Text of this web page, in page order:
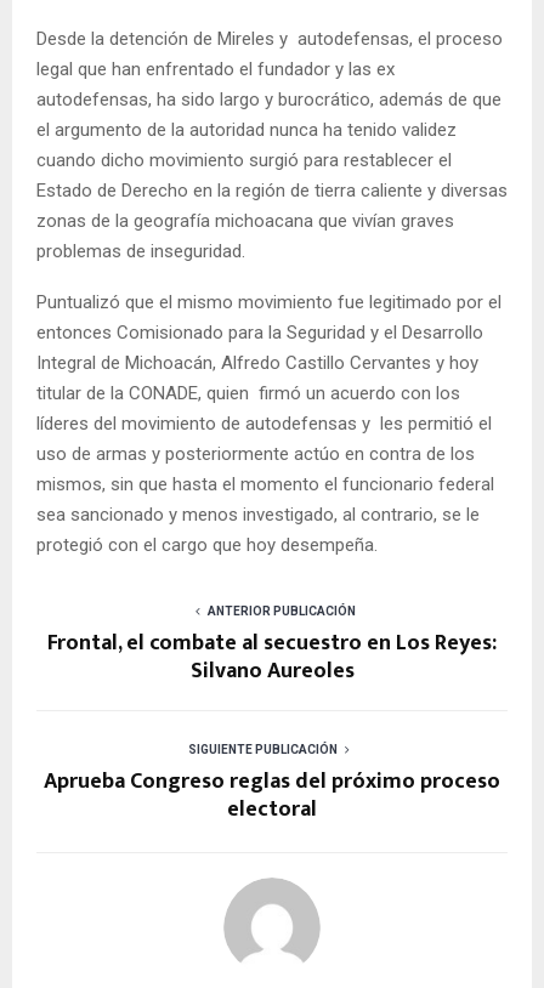
Desde la detención de Mireles y autodefensas, el proceso
legal que han enfrentado el fundador y las ex
autodefensas, ha sido largo y burocrático, además de que
el argumento de la autoridad nunca ha tenido validez
cuando dicho movimiento surgió para restablecer el
Estado de Derecho en la región de tierra caliente y diversas
zonas de la geografía michoacana que vivían graves
problemas de inseguridad.
Puntualizó que el mismo movimiento fue legitimado por el
entonces Comisionado para la Seguridad y el Desarrollo
Integral de Michoacán, Alfredo Castillo Cervantes y hoy
titular de la CONADE, quien firmó un acuerdo con los
líderes del movimiento de autodefensas y les permitió el
uso de armas y posteriormente actúo en contra de los
mismos, sin que hasta el momento el funcionario federal
sea sancionado y menos investigado, al contrario, se le
protegió con el cargo que hoy desempeña.
ANTERIOR PUBLICACIÓN
Frontal, el combate al secuestro en Los Reyes:
Silvano Aureoles
SIGUIENTE PUBLICACIÓN
Aprueba Congreso reglas del próximo proceso
electoral